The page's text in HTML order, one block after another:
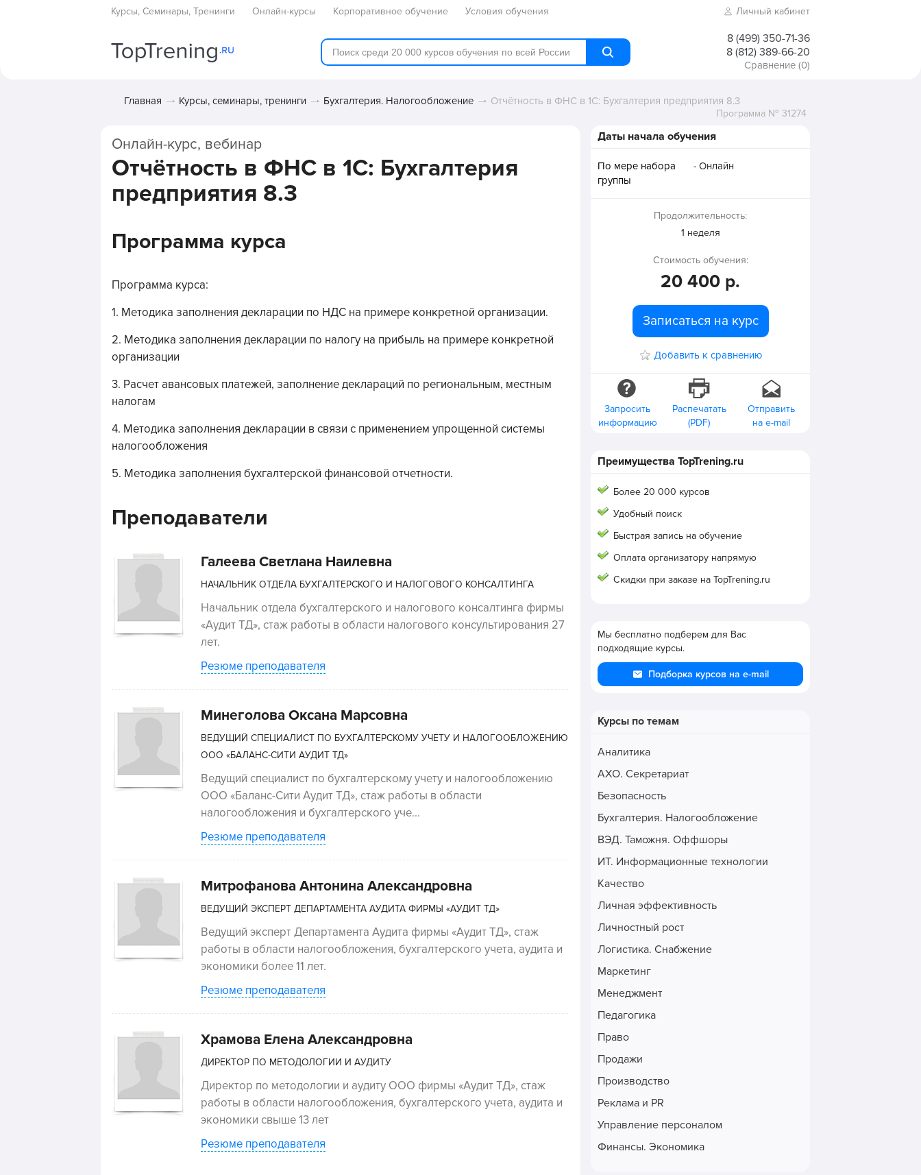
Курсы, Семинары, Тренинги Онлайн-курсы Корпоративное обучение Условия обучения Личный кабинет
8 (499) 350-71-36
8 (812) 389-66-20
Сравнение (0)
Главная Курсы, семинары, тренинги Бухгалтерия. Налогообложение Отчётность в ФНС в 1С: Бухгалтерия предприятия 8.3
Онлайн-курс, вебинар
Отчётность в ФНС в 1С: Бухгалтерия
предприятия 8.3
Программа курса
Программа курса:
1. Методика заполнения декларации по НДС на примере конкретной организации.
2. Методика заполнения декларации по налогу на прибыль на примере конкретной
организации
3. Расчет авансовых платежей, заполнение деклараций по региональным, местным
налогам
4. Методика заполнения декларации в связи с применением упрощенной системы
налогообложения
5. Методика заполнения бухгалтерской финансовой отчетности.
Преподаватели
Галеева Светлана Наилевна
НАЧАЛЬНИК ОТДЕЛА БУХГАЛТЕРСКОГО И НАЛОГОВОГО КОНСАЛТИНГА
Начальник отдела бухгалтерского и налогового консалтинга фирмы
«Аудит ТД», стаж работы в области налогового консультирования 27
лет.
Резюме преподавателя
Минеголова Оксана Марсовна
ВЕДУЩИЙ СПЕЦИАЛИСТ ПО БУХГАЛТЕРСКОМУ УЧЕТУ И НАЛОГООБЛОЖЕНИЮ
ООО «БАЛАНС-СИТИ АУДИТ ТД»
Ведущий специалист по бухгалтерскому учету и налогообложению
ООО «Баланс-Сити Аудит ТД», стаж работы в области
налогообложения и бухгалтерского уче...
Резюме преподавателя
Митрофанова Антонина Александровна
ВЕДУЩИЙ ЭКСПЕРТ ДЕПАРТАМЕНТА АУДИТА ФИРМЫ «АУДИТ ТД»
Ведущий эксперт Департамента Аудита фирмы «Аудит ТД», стаж
работы в области налогообложения, бухгалтерского учета, аудита и
экономики более 11 лет.
Резюме преподавателя
Храмова Елена Александровна
ДИРЕКТОР ПО МЕТОДОЛОГИИ И АУДИТУ
Директор по методологии и аудиту ООО фирмы «Аудит ТД», стаж
работы в области налогообложения, бухгалтерского учета, аудита и
экономики свыше 13 лет
Резюме преподавателя
Программа № 31274
Даты начала обучения
По мере набора
группы
- Онлайн
Продолжительность:
1 неделя
Стоимость обучения:
20 400 р.
Записаться на курс
Добавить к сравнению
Запросить
информацию
Распечатать
(PDF)
Отправить
на e-mail
Преимущества TopTrening.ru
Более 20 000 курсов
Удобный поиск
Быстрая запись на обучение
Оплата организатору напрямую
Скидки при заказе на TopTrening.ru
Мы бесплатно подберем для Вас
подходящие курсы.
Подборка курсов на e-mail
Курсы по темам
Аналитика
АХО. Секретариат
Безопасность
Бухгалтерия. Налогообложение
ВЭД. Таможня. Оффшоры
ИТ. Информационные технологии
Качество
Личная эффективность
Личностный рост
Логистика. Снабжение
Маркетинг
Менеджмент
Педагогика
Право
Продажи
Производство
Реклама и PR
Управление персоналом
Финансы. Экономика